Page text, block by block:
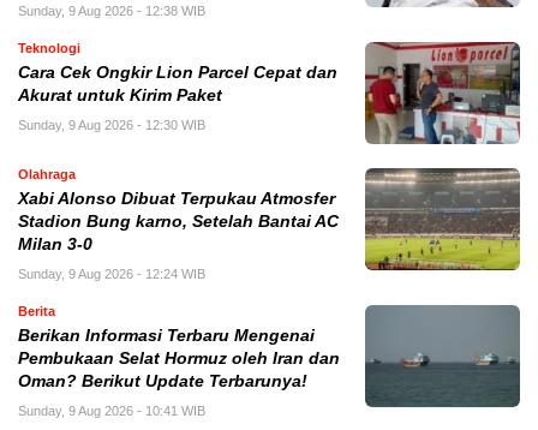
Sunday, 9 Aug 2026 - 12:38 WIB
Teknologi
Cara Cek Ongkir Lion Parcel Cepat dan
Akurat untuk Kirim Paket
Sunday, 9 Aug 2026 - 12:30 WIB
Olahraga
Xabi Alonso Dibuat Terpukau Atmosfer
Stadion Bung karno, Setelah Bantai AC
Milan 3-0
Sunday, 9 Aug 2026 - 12:24 WIB
Berita
Berikan Informasi Terbaru Mengenai
Pembukaan Selat Hormuz oleh Iran dan
Oman? Berikut Update Terbarunya!
Sunday, 9 Aug 2026 - 10:41 WIB